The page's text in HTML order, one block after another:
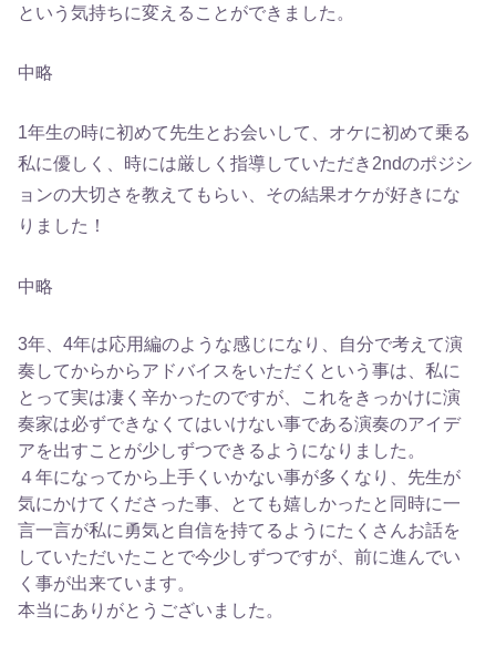
という気持ちに変えることができました。
中略
1年生の時に初めて先生とお会いして、オケに初めて乗る
私に優しく、時には厳しく指導していただき2ndのポジシ
ョンの大切さを教えてもらい、その結果オケが好きにな
りました！
中略
3年、4年は応用編のような感じになり、自分で考えて演
奏してからからアドバイスをいただくという事は、私に
とって実は凄く辛かったのですが、これをきっかけに演
奏家は必ずできなくてはいけない事である演奏のアイデ
アを出すことが少しずつできるようになりました。
４年になってから上手くいかない事が多くなり、先生が
気にかけてくださった事、とても嬉しかったと同時に一
言一言が私に勇気と自信を持てるようにたくさんお話を
していただいたことで今少しずつですが、前に進んでい
く事が出来ています。
本当にありがとうございました。